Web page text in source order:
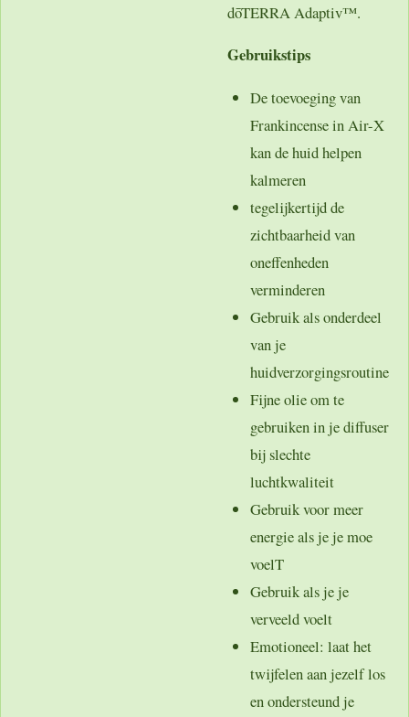
dōTERRA Adaptiv™.
Gebruikstips
De toevoeging van
Frankincense in Air-X
kan de huid helpen
kalmeren
tegelijkertijd de
zichtbaarheid van
oneffenheden
verminderen
Gebruik als onderdeel
van je
huidverzorgingsroutine
Fijne olie om te
gebruiken in je diffuser
bij slechte
luchtkwaliteit
Gebruik voor meer
energie als je je moe
voelT
Gebruik als je je
verveeld voelt
Emotioneel: laat het
twijfelen aan jezelf los
en ondersteund je